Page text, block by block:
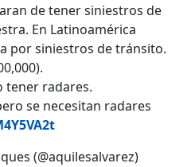
de tener siniestros de
En Latinoamérica
por siniestros de tránsito.
tener radares.
se necesitan radares
(@aquilesalvarez)